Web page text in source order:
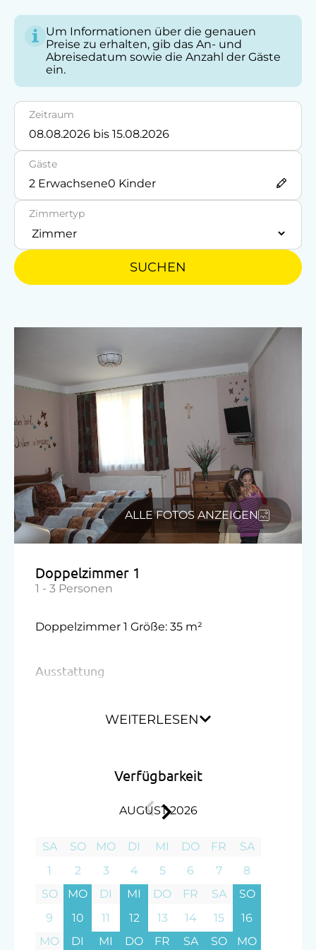
Auto
Bus
Taxi
Akzeptierte Zahlungsmittel
Barzahlung
Deutsch
Englisch
Parkplätze an der Straße
Radunterstellmöglichkeit
Überdachter Parkplatz
Unterkunftsart
Für max. 10 Personen
Am Betrieb
Hausgarten
Kinderspielplatz
Brötchenservice
Kaffeemaschine
Mikrowelle
Terrasse
Um Informationen über die genauen
Preise zu erhalten, gib das An- und
Abreisedatum sowie die Anzahl der Gäste
ein.
Zeitraum
Gäste
2 Erwachsene0 Kinder
Zimmertyp
SUCHEN
ALLE FOTOS ANZEIGEN
Doppelzimmer 1
1 - 3 Personen
Doppelzimmer 1 Größe: 35 m²
Ausstattung
Ausziehcouch
WEITERLESEN
Verfügbarkeit
AUGUST 2026
SA
1
SO
2
MO
3
DI
4
MI
5
DO
6
FR
7
SA
8
SO
9
MO
10
DI
11
MI
12
DO
13
FR
14
SA
15
SO
16
MO
DI
MI
DO
FR
SA
SO
MO